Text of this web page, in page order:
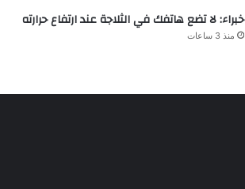
خبراء: لا تضع هاتفك في الثلاجة عند ارتفاع حرارته
منذ 3 ساعات